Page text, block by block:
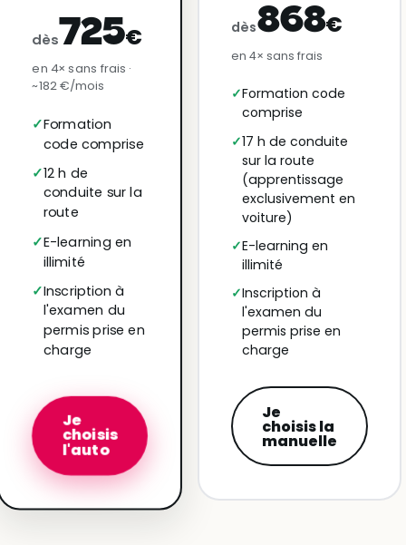
dès725€
en 4× sans frais ·
~182 €/mois
Formation
code comprise
12 h de
conduite sur la
route
E-learning en
illimité
Inscription à
l'examen du
permis prise en
charge
Je
choisis
l'auto
dès868€
en 4× sans frais
Formation code
comprise
17 h de conduite
sur la route
(apprentissage
exclusivement en
voiture)
E-learning en
illimité
Inscription à
l'examen du
permis prise en
charge
Je
choisis la
manuelle